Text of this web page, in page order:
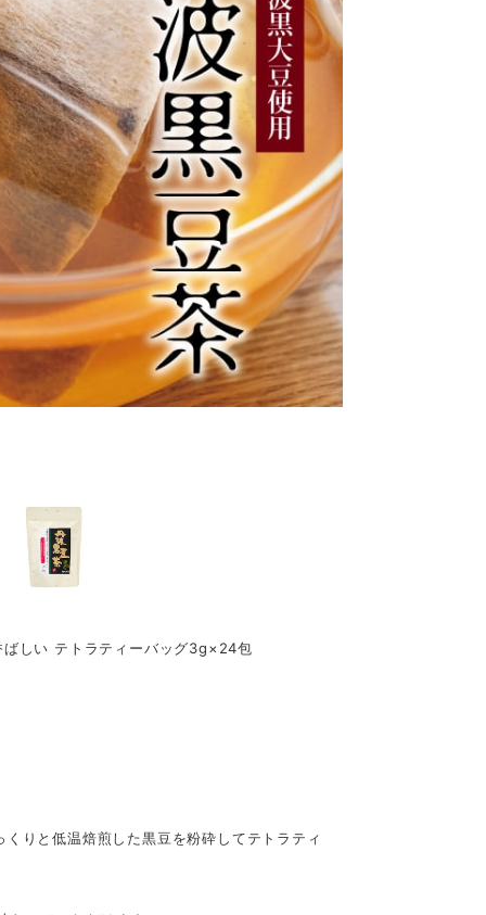
しい テトラティーバッグ3g×24包
りと低温焙煎した黒豆を粉砕してテトラティ